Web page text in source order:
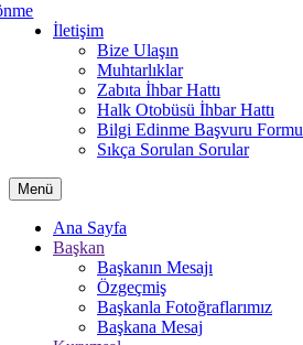
İletişim
Bize Ulaşın
Muhtarlıklar
Zabıta İhbar Hattı
Halk Otobüsü İhbar Hattı
Bilgi Edinme Başvuru Formu
Sıkça Sorulan Sorular
Menü
Ana Sayfa
Başkan
Başkanın Mesajı
Özgeçmiş
Başkanla Fotoğraflarımız
Başkana Mesaj